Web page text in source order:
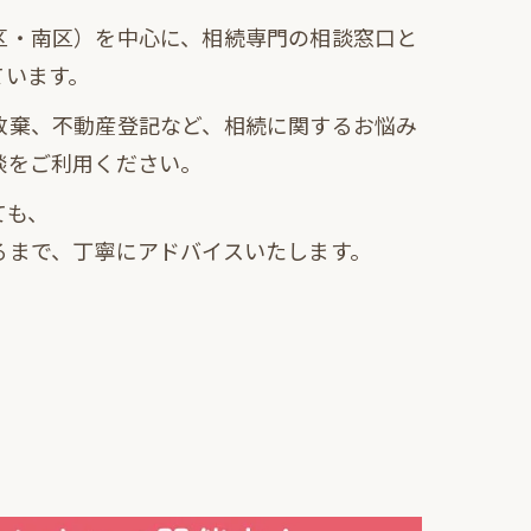
南区）を中心に、相続専門の相談窓口と
ます。
、不動産登記など、相続に関するお悩み
ご利用ください。
、
で、丁寧にアドバイスいたします。